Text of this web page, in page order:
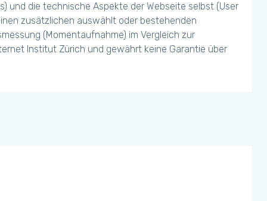
und die technische Aspekte der Webseite selbst (User
zusätzlichen auswählt oder bestehenden
(Momentaufnahme) im Vergleich zur
Institut Zürich und gewährt keine Garantie über